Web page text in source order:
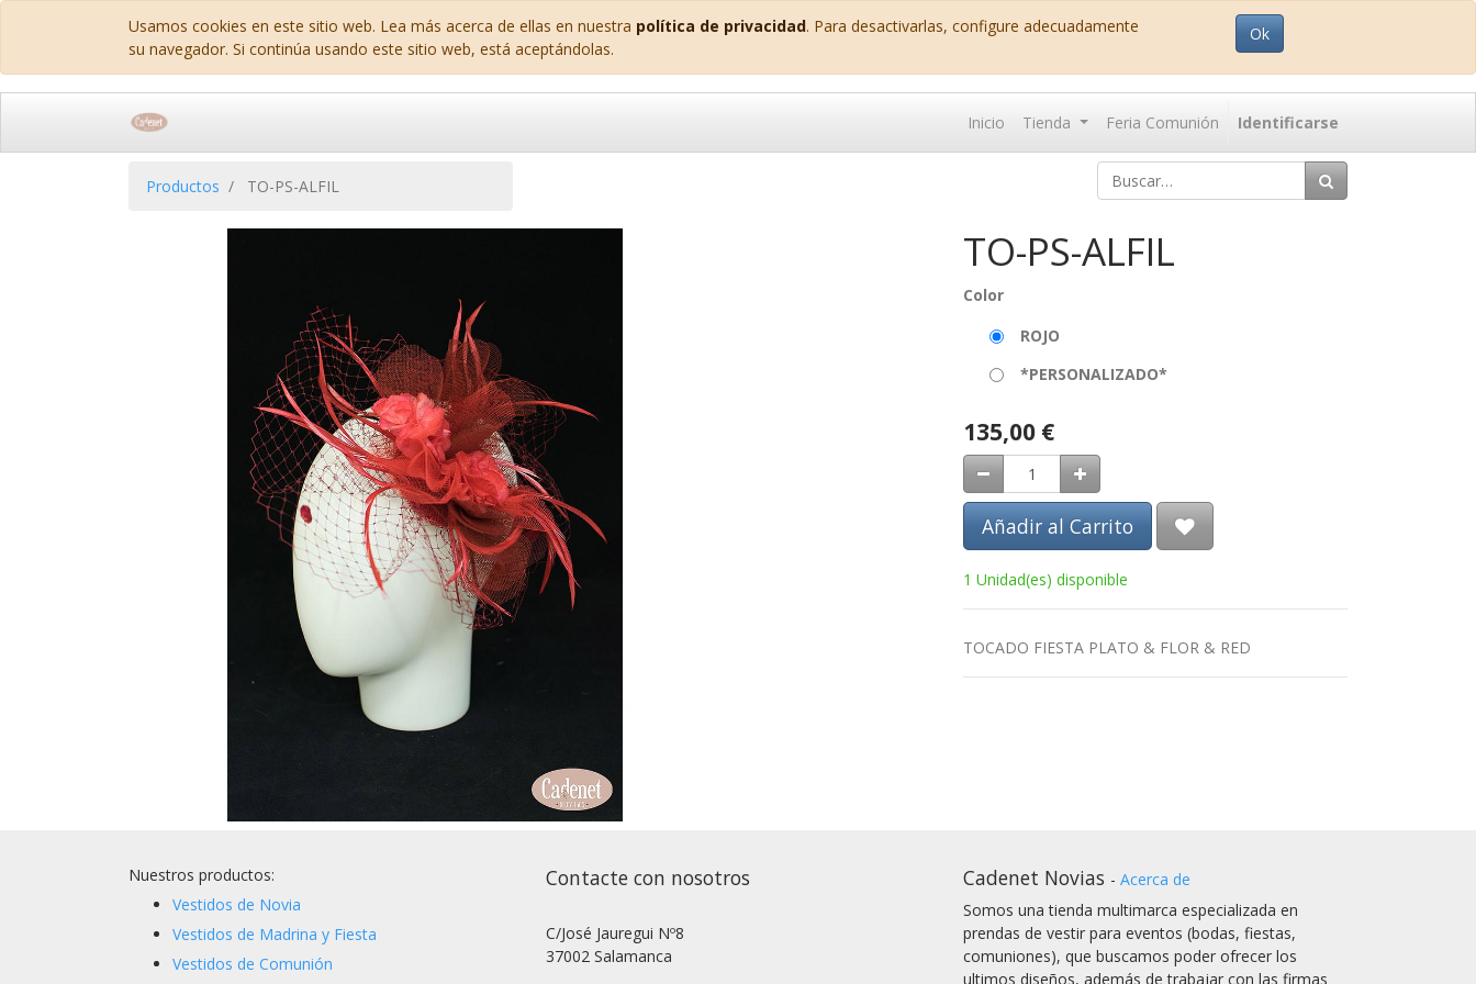
Usamos cookies en este sitio web. Lea más acerca de ellas en nuestra política de privacidad. Para desactivarlas, configure adecuadamente
su navegador. Si continúa usando este sitio web, está aceptándolas.
Ok
Inicio Tienda Feria Comunión Identificarse
Productos TO-PS-ALFIL
TO-PS-ALFIL
Color
ROJO
*PERSONALIZADO*
135,00 €
Añadir al Carrito
1 Unidad(es) disponible
TOCADO FIESTA PLATO & FLOR & RED
Nuestros productos:
Vestidos de Novia
Vestidos de Madrina y Fiesta
Vestidos de Comunión
Contacte con nosotros
C/José Jauregui Nº8
37002 Salamanca
Cadenet Novias - Acerca de
Somos una tienda multimarca especializada en
prendas de vestir para eventos (bodas, fiestas,
comuniones), que buscamos poder ofrecer los
ultimos diseños, además de trabajar con las firmas